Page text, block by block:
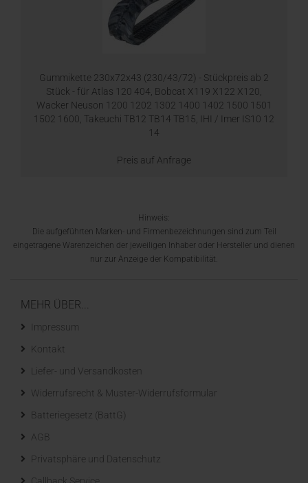
Gummikette 230x72x43 (230/43/72) - Stückpreis ab 2
Stück - für Atlas 120 404, Bobcat X119 X122 X120,
Wacker Neuson 1200 1202 1302 1400 1402 1500 1501
1502 1600, Takeuchi TB12 TB14 TB15, IHI / Imer IS10 12
14
Preis auf Anfrage
Hinweis:
Die aufgeführten Marken- und Firmenbezeichnungen sind zum Teil
eingetragene Warenzeichen der jeweiligen Inhaber oder Hersteller und dienen
nur zur Anzeige der Kompatibilität.
MEHR ÜBER...
Impressum
Kontakt
Liefer- und Versandkosten
Widerrufsrecht & Muster-Widerrufsformular
Batteriegesetz (BattG)
AGB
Privatsphäre und Datenschutz